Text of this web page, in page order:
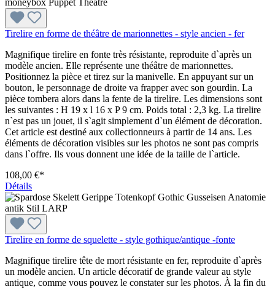
Tirelire en forme de théâtre de marionnettes - style ancien - fer
Magnifique tirelire en fonte très résistante, reproduite d`après un
modèle ancien. Elle représente une théâtre de marionnettes.
Positionnez la pièce et tirez sur la manivelle. En appuyant sur un
bouton, le personnage de droite va frapper avec son gourdin. La
pièce tombera alors dans la fente de la tirelire. Les dimensions sont
les suivantes : H 19 x l 16 x P 9 cm. Poids total : 2,3 kg. La tirelire
n`est pas un jouet, il s`agit simplement d`un élément de décoration.
Cet article est destiné aux collectionneurs à partir de 14 ans. Les
éléments de décoration visibles sur les photos ne sont pas compris
dans l`offre. Ils vous donnent une idée de la taille de l`article.
108,00 €*
Détails
Tirelire en forme de squelette - style gothique/antique -fonte
Magnifique tirelire tête de mort résistante en fer, reproduite d`après
un modèle ancien. Un article décoratif de grande valeur au style
antique, comme vous pouvez le constater sur les photos. À la fin du